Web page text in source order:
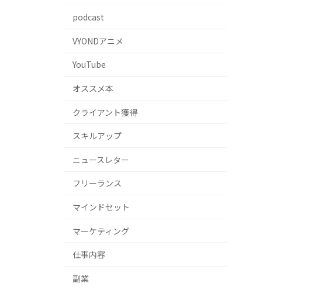
podcast
VYONDアニメ
YouTube
オススメ本
クライアント獲得
スキルアップ
ニュースレター
フリーランス
マインドセット
マーケティング
仕事内容
副業